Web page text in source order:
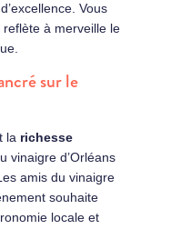
Vous
reflète à merveille le
sur le
la richesse
vinaigre d’Orléans
amis du vinaigre
souhaite
locale et